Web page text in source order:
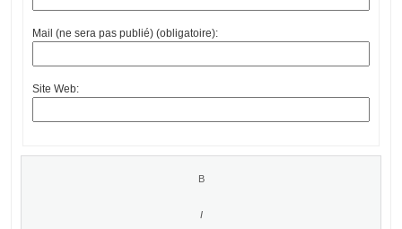
Mail (ne sera pas publié) (obligatoire):
Site Web: